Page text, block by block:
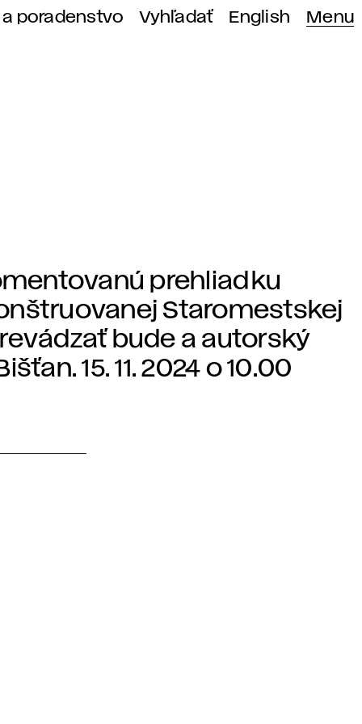
poradenstvo Vyhľadať English Menu
prehliadku
Staromestskej
bude a autorský
15. 11. 2024 o 10.00